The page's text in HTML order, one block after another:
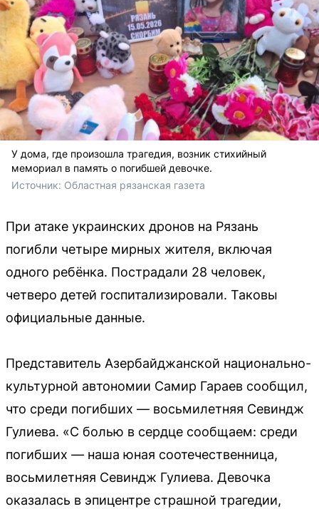
У дома, где произошла трагедия, возник стихийный
мемориал в память о погибшей девочке.
Источник: Областная рязанская газета
При атаке украинских дронов на Рязань
погибли четыре мирных жителя, включая
одного ребёнка. Пострадали 28 человек,
четверо детей госпитализировали. Таковы
официальные данные.
Представитель Азербайджанской национально-
культурной автономии Самир Гараев сообщил,
что среди погибших — восьмилетняя Севиндж
Гулиева. «С болью в сердце сообщаем: среди
погибших — наша юная соотечественница,
восьмилетняя Севиндж Гулиева. Девочка
оказалась в эпицентре страшной трагедии,